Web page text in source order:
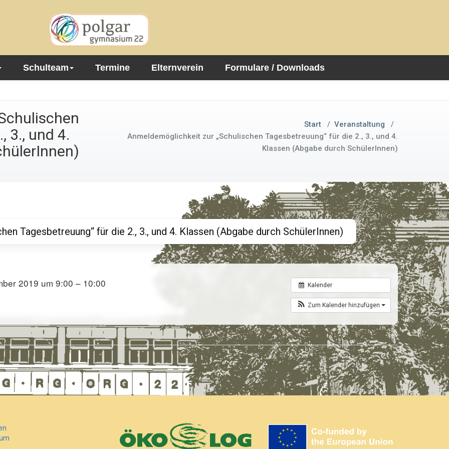
Schulteam Termine Elternverein Formulare / Downloads
3., und 4.
Start / Veranstaltung /
Anmeldemöglichkeit zur „Schulischen Tagesbetreuung“ für die 2., 3., und 4.
Klassen (Abgabe durch SchülerInnen)
Tagesbetreuung“ für die 2., 3., und 4. Klassen (Abgabe durch SchülerInnen)
Kalender
Zum Kalender hinzufügen
2019 um 9:00 – 10:00